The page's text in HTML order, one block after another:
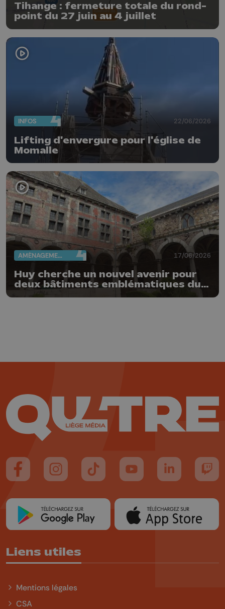
Tihange : fermeture totale du rond-
point du 27 juin au 4 juillet
INFOS 22/06/2026
Lifting d'envergure pour l'église de
Momalle
AMÉNAGEMENT DU TERRITOIRE 17/06/2026
Huy cherche un nouvel avenir pour
deux bâtiments emblématiques du
Suivez-nous sur FaceBook
Suivez-nous sur Instagram
Suivez-nous sur TikTok
Suivez-nous sur YouTube
Suivez-nous
Liens utiles
Mentions légales
CSA